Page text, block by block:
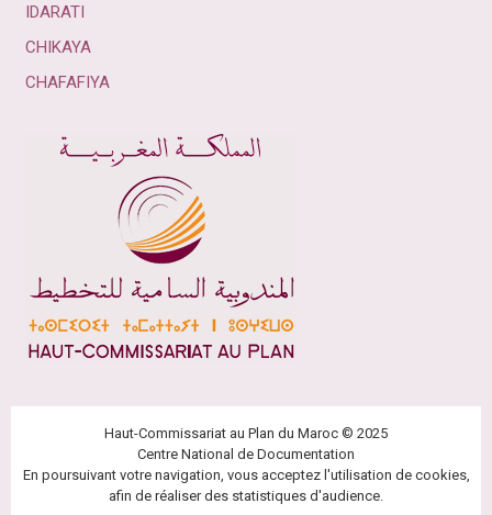
IDARATI
CHIKAYA
CHAFAFIYA
Haut-Commissariat au Plan du Maroc © 2025
Centre National de Documentation
En poursuivant votre navigation, vous acceptez l'utilisation de cookies,
afin de réaliser des statistiques d'audience.